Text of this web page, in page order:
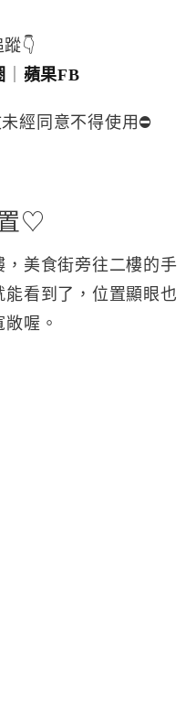
👇
蘋果FB
經同意不得使用⛔️
♡
美食街旁往二樓的手
看到了，位置顯眼也
喔。